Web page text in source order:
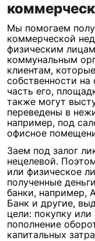
Мы помогаем
коммерческой
физическим
коммунальным
клиентам,
собственности
часть его,
также могут
переведены в
например, под
офисное
Заем под залог
нецелевой.
или физическое
полученные
банки, например,
Банк и другие,
цели: покупку
пополнение
капитальных